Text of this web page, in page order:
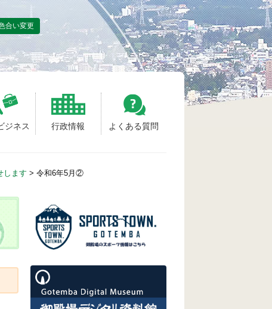
ジネス 行政情報 よくある質問
合い変更
します > 令和6年5月②